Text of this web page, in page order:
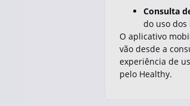
Consulta
do uso dos
O aplicativo
vão desde a
experiência de
pelo Healthy.